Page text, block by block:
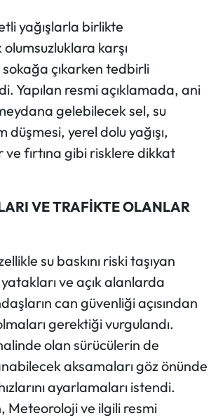
yağışlarla birlikte
karşı
çıkarken tedbirli
Yapılan resmi açıklamada, ani
gelebilecek sel, su
düşmesi, yerel dolu yağışı,
fırtına gibi risklere dikkat
VE TRAFİKTE OLANLAR
su baskını riski taşıyan
ve açık alanlarda
can güvenliği açısından
gerektiği vurgulandı.
olan sürücülerin de
aksamaları göz önünde
ayarlamaları istendi.
Meteoroloji ve ilgili resmi
Haberleri